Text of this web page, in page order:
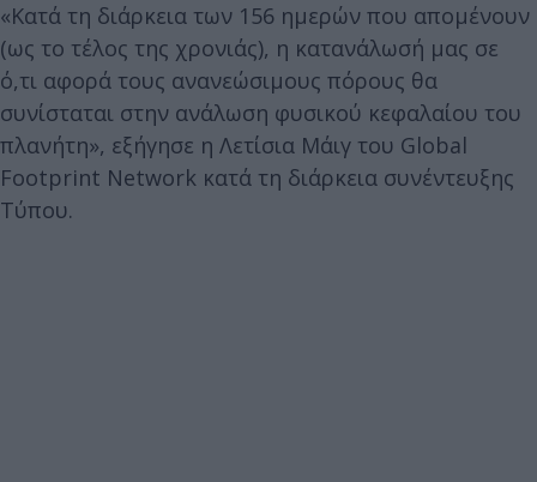
«Κατά τη διάρκεια των 156 ημερών που απομένουν
(ως το τέλος της χρονιάς), η κατανάλωσή μας σε
ό,τι αφορά τους ανανεώσιμους πόρους θα
συνίσταται στην ανάλωση φυσικού κεφαλαίου του
πλανήτη», εξήγησε η Λετίσια Μάιγ του Global
Footprint Network κατά τη διάρκεια συνέντευξης
Τύπου.